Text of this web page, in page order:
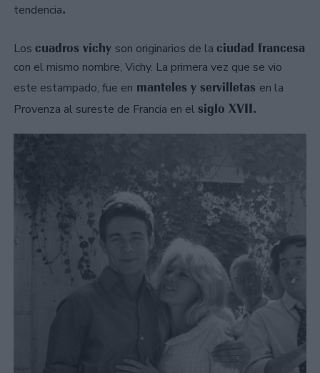
tendencia.
Los cuadros vichy son originarios de la ciudad francesa
con el mismo nombre, Vichy. La primera vez que se vio
este estampado, fue en manteles y servilletas en la
Provenza al sureste de Francia en el siglo XVII.